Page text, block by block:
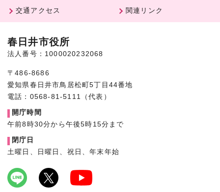
交通アクセス
関連リンク
春日井市役所
法人番号：1000020232068
〒486-8686
愛知県春日井市鳥居松町5丁目44番地
電話：0568-81-5111（代表）
開庁時間
午前8時30分から午後5時15分まで
閉庁日
土曜日、日曜日、祝日、年末年始